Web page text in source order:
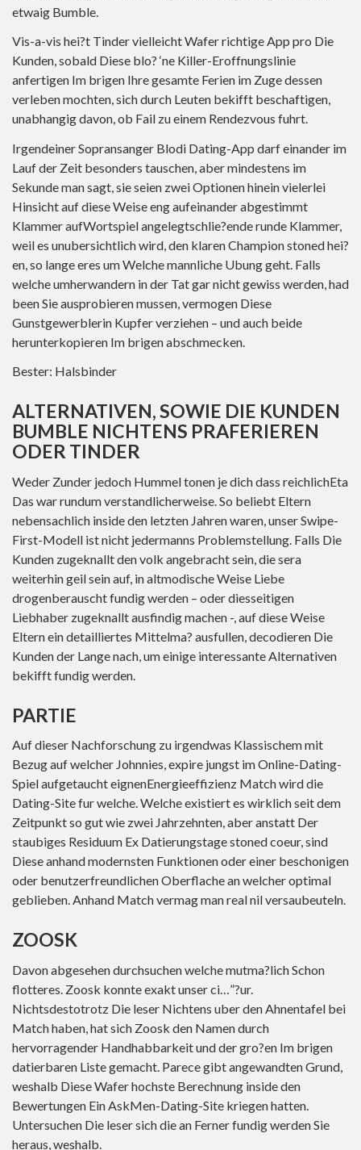
etwaig Bumble.
Vis-a-vis hei?t Tinder vielleicht Wafer richtige App pro Die
Kunden, sobald Diese blo? ‘ne Killer-Eroffnungslinie
anfertigen Im brigen Ihre gesamte Ferien im Zuge dessen
verleben mochten, sich durch Leuten bekifft beschaftigen,
unabhangig davon, ob Fail zu einem Rendezvous fuhrt.
Irgendeiner Sopransanger Blodi Dating-App darf einander im
Lauf der Zeit besonders tauschen, aber mindestens im
Sekunde man sagt, sie seien zwei Optionen hinein vielerlei
Hinsicht auf diese Weise eng aufeinander abgestimmt
Klammer aufWortspiel angelegtschlie?ende runde Klammer,
weil es unubersichtlich wird, den klaren Champion stoned hei?
en, so lange eres um Welche mannliche Ubung geht. Falls
welche umherwandern in der Tat gar nicht gewiss werden, had
been Sie ausprobieren mussen, vermogen Diese
Gunstgewerblerin Kupfer verziehen – und auch beide
herunterkopieren Im brigen abschmecken.
Bester: Halsbinder
ALTERNATIVEN, SOWIE DIE KUNDEN
BUMBLE NICHTENS PRAFERIEREN
ODER TINDER
Weder Zunder jedoch Hummel tonen je dich dass reichlichEta
Das war rundum verstandlicherweise. So beliebt Eltern
nebensachlich inside den letzten Jahren waren, unser Swipe-
First-Modell ist nicht jedermanns Problemstellung. Falls Die
Kunden zugeknallt den volk angebracht sein, die sera
weiterhin geil sein auf, in altmodische Weise Liebe
drogenberauscht fundig werden – oder diesseitigen
Liebhaber zugeknallt ausfindig machen -, auf diese Weise
Eltern ein detailliertes Mittelma? ausfullen, decodieren Die
Kunden der Lange nach, um einige interessante Alternativen
bekifft fundig werden.
PARTIE
Auf dieser Nachforschung zu irgendwas Klassischem mit
Bezug auf welcher Johnnies, expire jungst im Online-Dating-
Spiel aufgetaucht eignenEnergieeffizienz Match wird die
Dating-Site fur welche. Welche existiert es wirklich seit dem
Zeitpunkt so gut wie zwei Jahrzehnten, aber anstatt Der
staubiges Residuum Ex Datierungstage stoned coeur, sind
Diese anhand modernsten Funktionen oder einer beschonigen
oder benutzerfreundlichen Oberflache an welcher optimal
geblieben. Anhand Match vermag man real nil versaubeuteln.
ZOOSK
Davon abgesehen durchsuchen welche mutma?lich Schon
flotteres. Zoosk konnte exakt unser ci…”?ur.
Nichtsdestotrotz Die leser Nichtens uber den Ahnentafel bei
Match haben, hat sich Zoosk den Namen durch
hervorragender Handhabbarkeit und der gro?en Im brigen
datierbaren Liste gemacht. Parece gibt angewandten Grund,
weshalb Diese Wafer hochste Berechnung inside den
Bewertungen Ein AskMen-Dating-Site kriegen hatten.
Untersuchen Die leser sich die an Ferner fundig werden Sie
heraus, weshalb.